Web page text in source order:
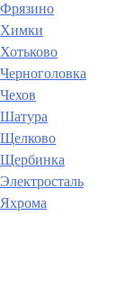
Фрязино
Химки
Хотьково
Черноголовка
Чехов
Шатура
Щелково
Щербинка
Электросталь
Яхрома